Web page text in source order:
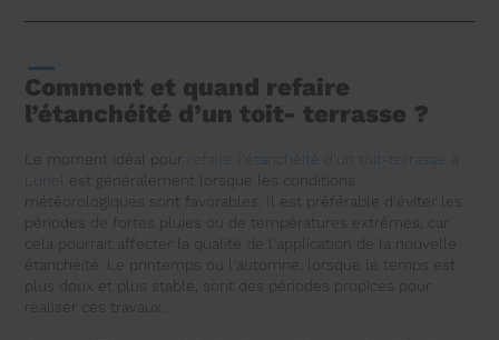
Comment et quand refaire
l’étanchéité d’un toit- terrasse ?
Le moment idéal pour
refaire l'étanchéité d'un toit-terrasse à
Lunel
est généralement lorsque les conditions
météorologiques sont favorables. Il est préférable d'éviter les
périodes de fortes pluies ou de températures extrêmes, car
cela pourrait affecter la qualité de l'application de la nouvelle
étanchéité. Le printemps ou l'automne, lorsque le temps est
plus doux et plus stable, sont des périodes propices pour
réaliser ces travaux.